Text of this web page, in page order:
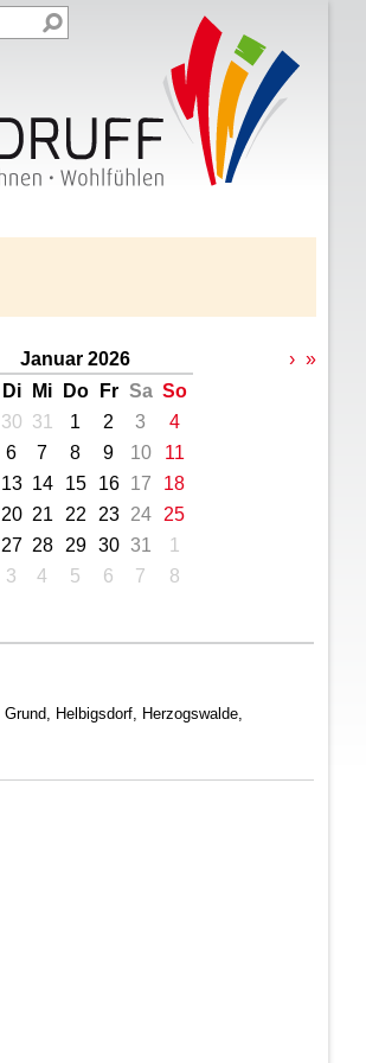
Januar 2026
Di Mi Do Fr Sa So
30 31 1 2 3
4
6 7 8 9 10
11
13 14 15 16 17
18
20 21 22 23 24
25
27 28 29 30 31
1
3 4 5 6 7 8
› »
Helbigsdorf, Herzogswalde,